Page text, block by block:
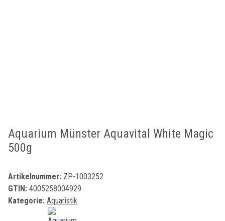
Aquarium Münster Aquavital White Magic
500g
Artikelnummer: ZP-1003252
GTIN: 4005258004929
Kategorie: Aquaristik